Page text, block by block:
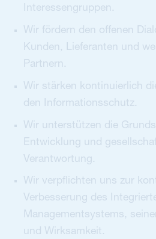
Interessengruppen.
Wir fördern den offenen
Kunden, Lieferanten und
Partnern.
Wir stärken kontinuierlich
den Informationsschutz.
Wir unterstützen die
Entwicklung und
Verantwortung.
Wir verpflichten uns zur
Verbesserung des
Managementsystems,
und Wirksamkeit.